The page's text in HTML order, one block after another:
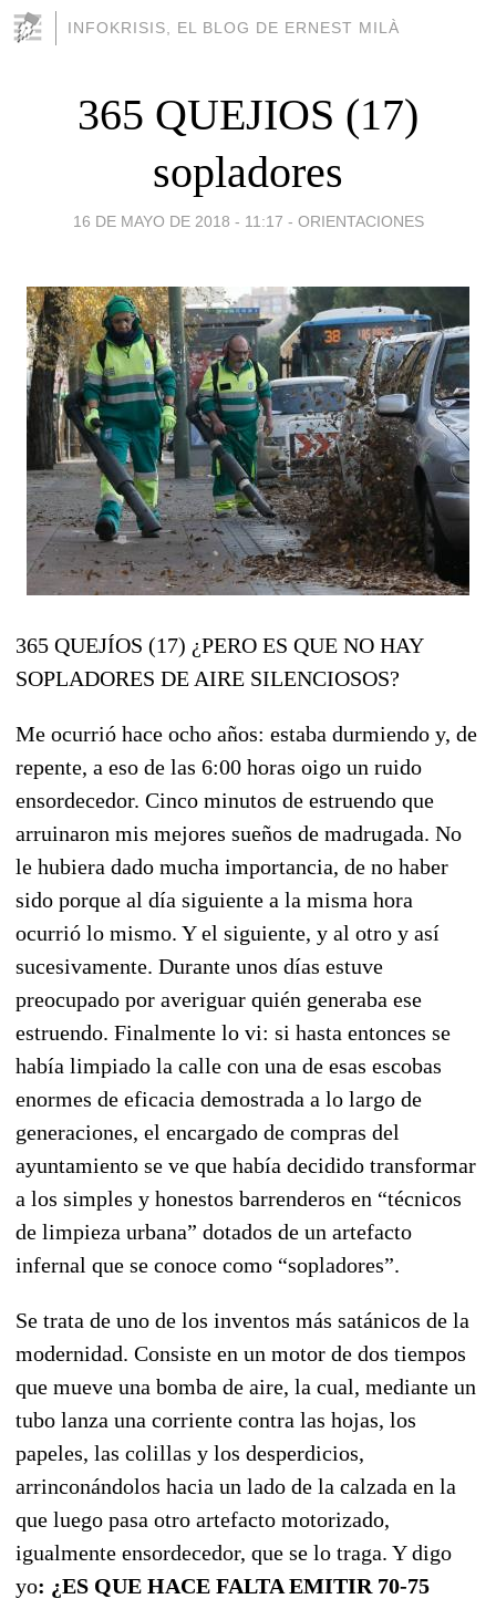
INFOKRISIS, EL BLOG DE ERNEST MILÀ
365 QUEJIOS (17)
sopladores
16 DE MAYO DE 2018 - 11:17 - ORIENTACIONES
365 QUEJÍOS (17) ¿PERO ES QUE NO HAY
SOPLADORES DE AIRE SILENCIOSOS?
Me ocurrió hace ocho años: estaba durmiendo y, de
repente, a eso de las 6:00 horas oigo un ruido
ensordecedor. Cinco minutos de estruendo que
arruinaron mis mejores sueños de madrugada. No
le hubiera dado mucha importancia, de no haber
sido porque al día siguiente a la misma hora
ocurrió lo mismo. Y el siguiente, y al otro y así
sucesivamente. Durante unos días estuve
preocupado por averiguar quién generaba ese
estruendo. Finalmente lo vi: si hasta entonces se
había limpiado la calle con una de esas escobas
enormes de eficacia demostrada a lo largo de
generaciones, el encargado de compras del
ayuntamiento se ve que había decidido transformar
a los simples y honestos barrenderos en “técnicos
de limpieza urbana” dotados de un artefacto
infernal que se conoce como “sopladores”.
Se trata de uno de los inventos más satánicos de la
modernidad. Consiste en un motor de dos tiempos
que mueve una bomba de aire, la cual, mediante un
tubo lanza una corriente contra las hojas, los
papeles, las colillas y los desperdicios,
arrinconándolos hacia un lado de la calzada en la
que luego pasa otro artefacto motorizado,
igualmente ensordecedor, que se lo traga. Y digo
yo: ¿ES QUE HACE FALTA EMITIR 70-75